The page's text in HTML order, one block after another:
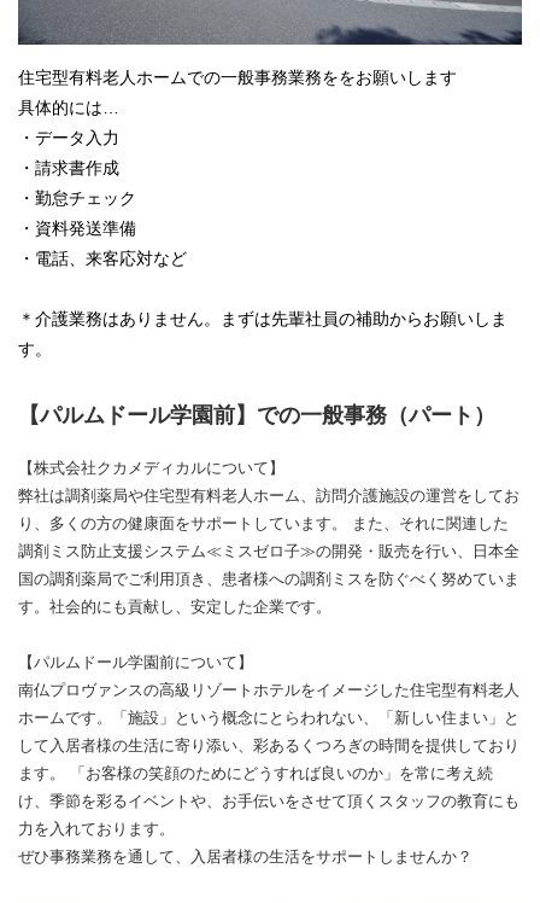
住宅型有料老人ホームでの一般事務業務ををお願いします
具体的には…
・データ入力
・請求書作成
・勤怠チェック
・資料発送準備
・電話、来客応対など
＊介護業務はありません。まずは先輩社員の補助からお願いしま
す。
【パルムドール学園前】での一般事務（パート）
【株式会社クカメディカルについて】
弊社は調剤薬局や住宅型有料老人ホーム、訪問介護施設の運営をしてお
り、多くの方の健康面をサポートしています。 また、それに関連した
調剤ミス防止支援システム≪ミスゼロ子≫の開発・販売を行い、日本全
国の調剤薬局でご利用頂き、患者様への調剤ミスを防ぐべく努めていま
す。社会的にも貢献し、安定した企業です。
【パルムドール学園前について】
南仏プロヴァンスの高級リゾートホテルをイメージした住宅型有料老人
ホームです。「施設」という概念にとらわれない、「新しい住まい」と
して入居者様の生活に寄り添い、彩あるくつろぎの時間を提供しており
ます。 「お客様の笑顔のためにどうすれば良いのか」を常に考え続
け、季節を彩るイベントや、お手伝いをさせて頂くスタッフの教育にも
力を入れております。
ぜひ事務業務を通して、入居者様の生活をサポートしませんか？